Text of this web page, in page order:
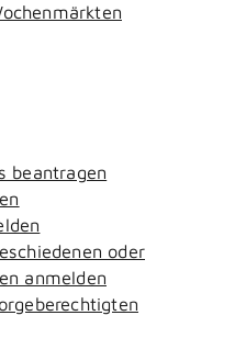
beantragen
oder
anmelden